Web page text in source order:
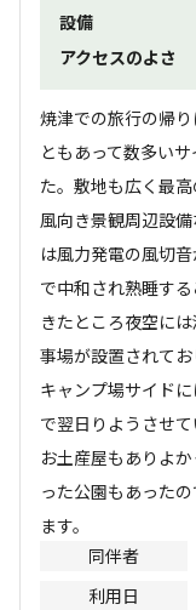
設備
アクセスのよさ
焼津での旅行の帰
ともあって数多い
た。敷地も広く最
風向き景観周辺設
は風力発電の風切
で中和され熟睡す
きたところ夜空に
事場が設置されてお
キャンプ場サイド
で翌日りようさせ
お土産屋もありよ
った公園もあった
ます。
同伴者
利用日